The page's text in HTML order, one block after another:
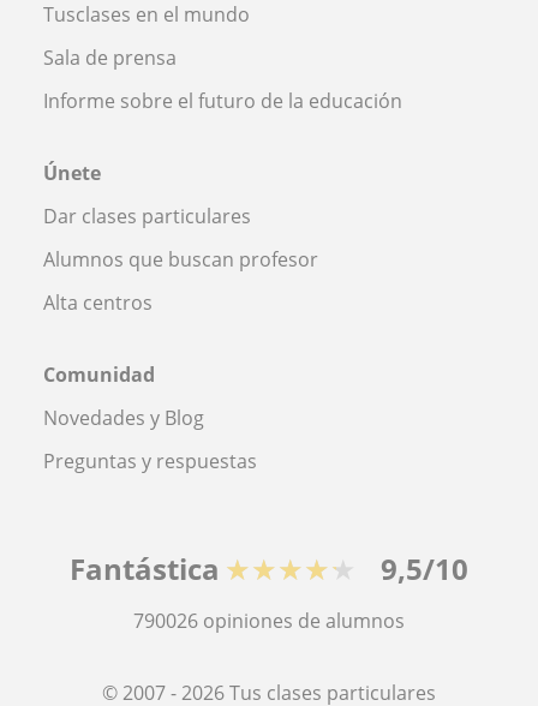
Tusclases en el mundo
Sala de prensa
Informe sobre el futuro de la educación
Únete
Dar clases particulares
Alumnos que buscan profesor
Alta centros
Comunidad
Novedades y Blog
Preguntas y respuestas
Fantástica ★★★★★ 9,5/10
790026 opiniones de alumnos
© 2007 - 2026 Tus clases particulares